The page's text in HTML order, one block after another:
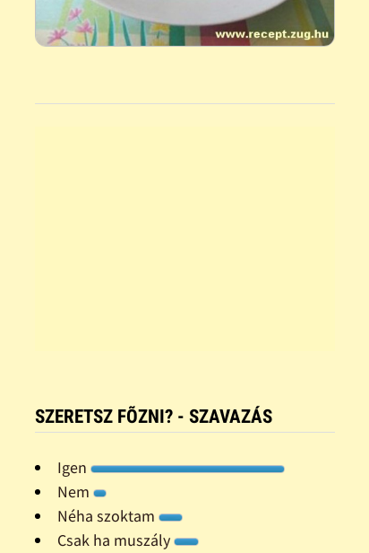
SZERETSZ FÕZNI? - SZAVAZÁS
Igen
Nem
Néha szoktam
Csak ha muszály